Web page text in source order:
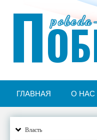
П
ГЛАВНАЯ О НАС
Власть